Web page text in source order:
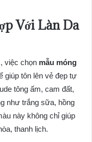
Với Làn Da
việc chọn mẫu móng
giúp tôn lên vẻ đẹp tự
tông ấm, cam đất,
như trắng sữa, hồng
này không chỉ giúp
thanh lịch.